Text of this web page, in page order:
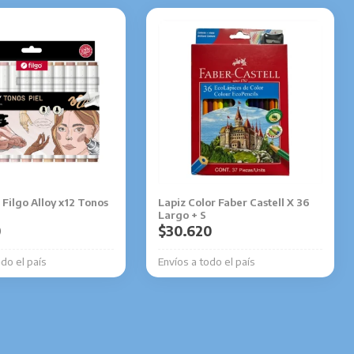
Alloy x12 Tonos
el país
Lapiz Color Faber Castell X 36
Largo + S
Envíos a todo el país
$30.620